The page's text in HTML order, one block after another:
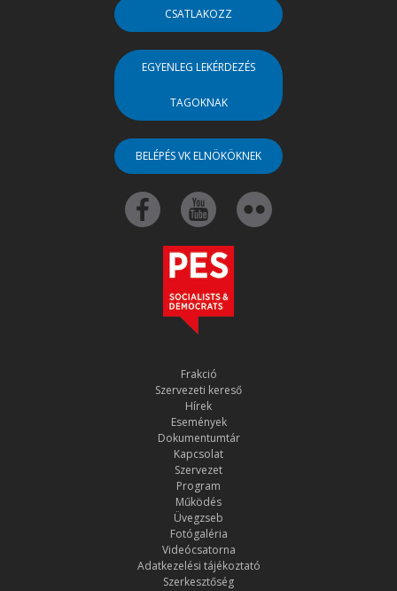
CSATLAKOZZ
EGYENLEG LEKÉRDEZÉS
TAGOKNAK
BELÉPÉS VK ELNÖKÖKNEK
Frakció
Szervezeti kereső
Hírek
Események
Dokumentumtár
Kapcsolat
Szervezet
Program
Működés
Üvegzseb
Fotógaléria
Videócsatorna
Adatkezelési tájékoztató
Szerkesztőség